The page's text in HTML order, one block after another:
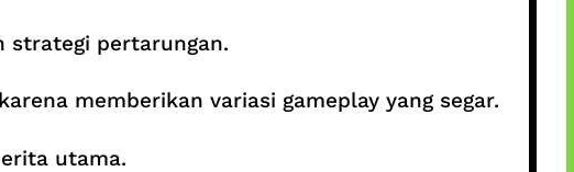
strategi pertarungan.
memberikan variasi gameplay yang segar.
utama.